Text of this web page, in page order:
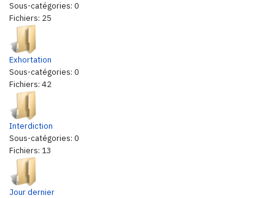
Sous-catégories: 0
Fichiers: 25
Exhortation
Sous-catégories: 0
Fichiers: 42
Interdiction
Sous-catégories: 0
Fichiers: 13
Jour dernier